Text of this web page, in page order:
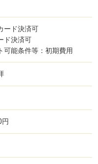
ード決済可
ド決済可
可能条件等：初期費用